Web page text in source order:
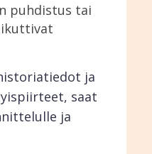
puhdistus tai
ja
saat
ja